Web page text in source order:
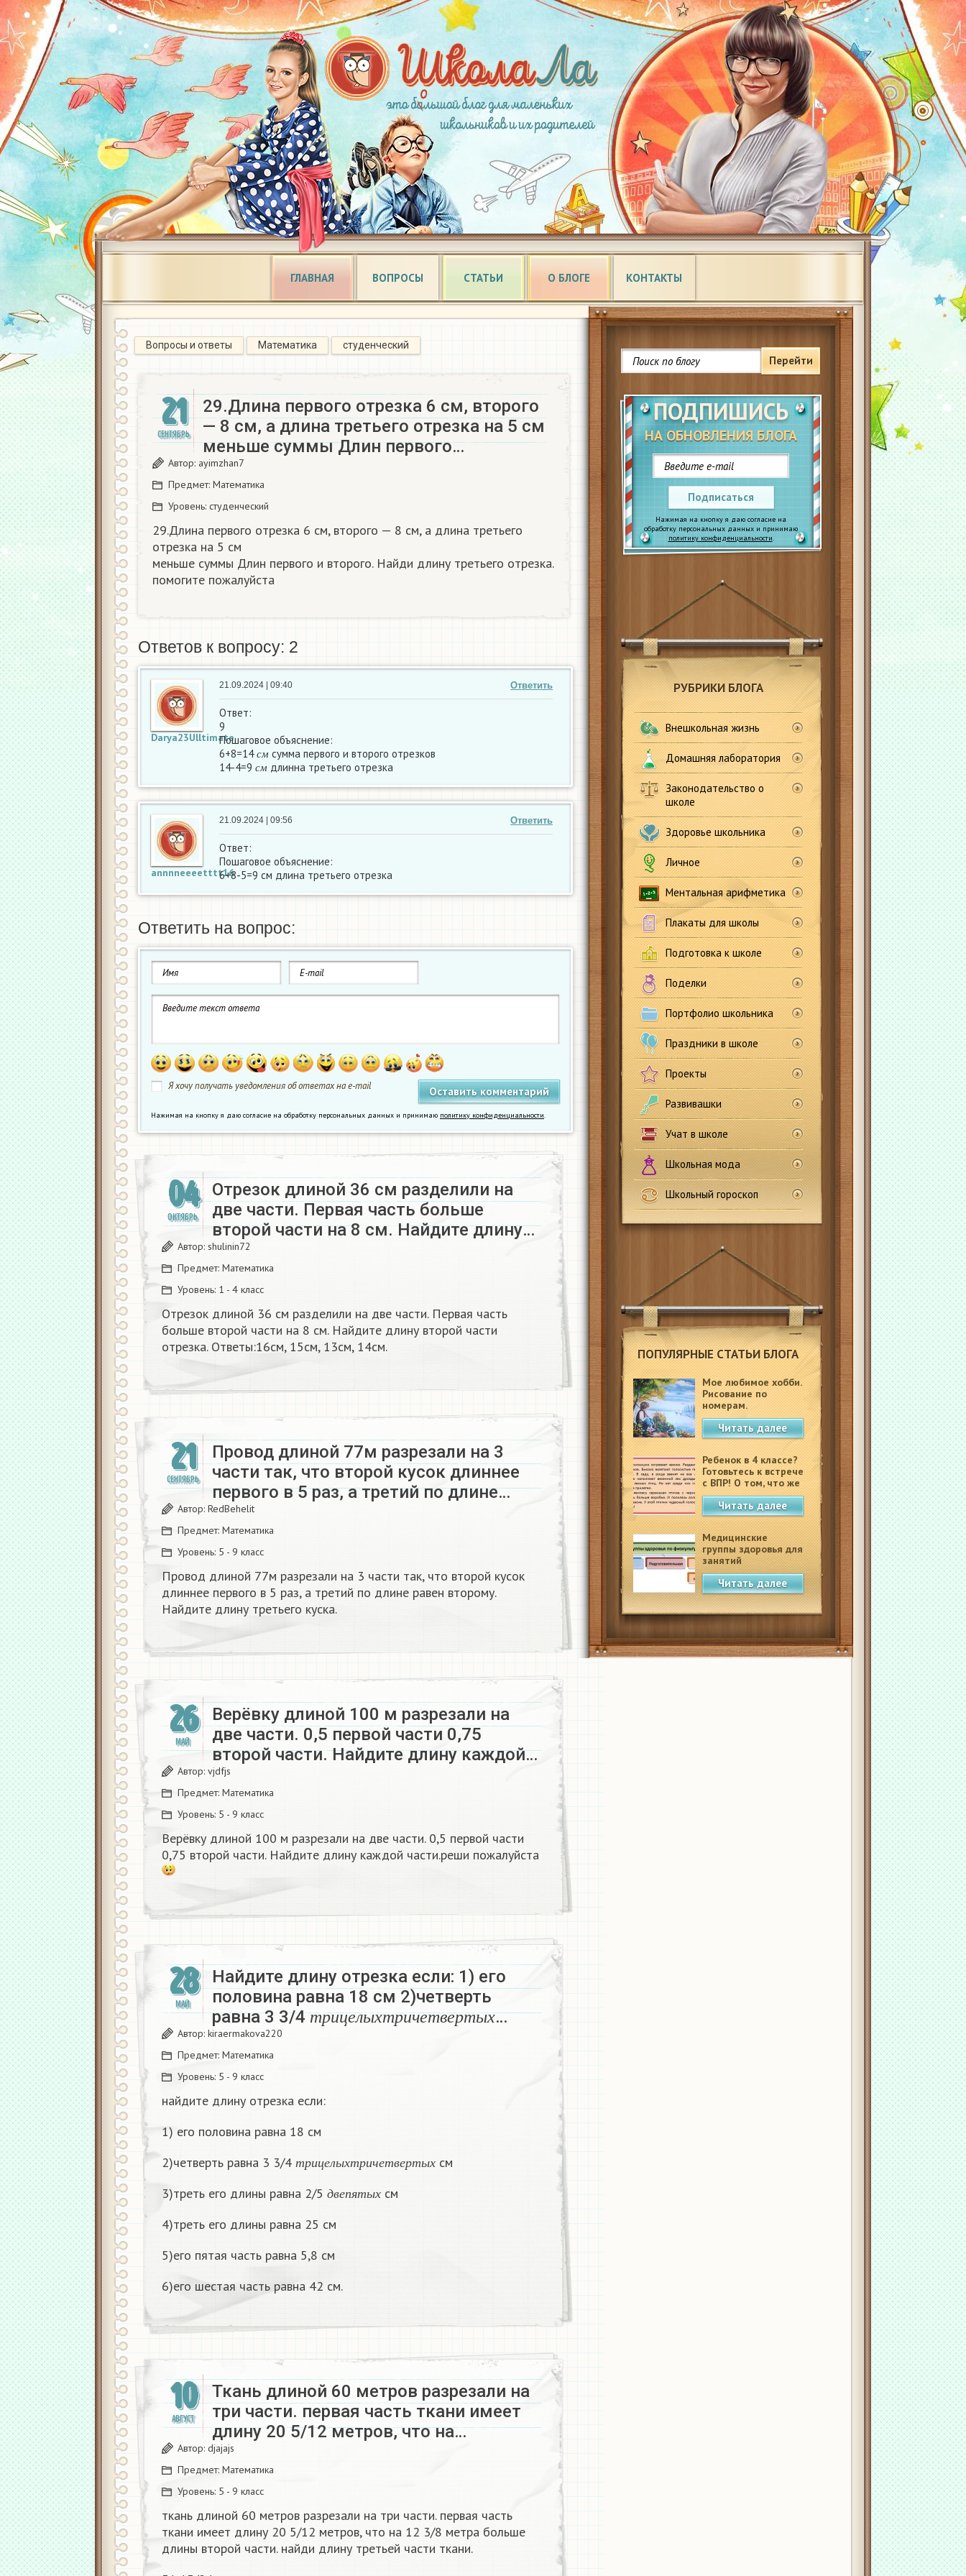
ГЛАВНАЯ ВОПРОСЫ СТАТЬИ О БЛОГЕ КОНТАКТЫ
Перейти
ПОДПИШИСЬ
НА ОБНОВЛЕНИЯ БЛОГА
Подписаться
Нажимая на кнопку я даю согласие на
обработку персональных данных и принимаю
политику конфиденциальности.
РУБРИКИ БЛОГА
Внешкольная жизнь
Домашняя лаборатория
Законодательство о
школе
Здоровье школьника
Личное
Ментальная арифметика
Плакаты для школы
Подготовка к школе
Поделки
Портфолио школьника
Праздники в школе
Проекты
Развивашки
Учат в школе
Школьная мода
Школьный гороскоп
ПОПУЛЯРНЫЕ СТАТЬИ БЛОГА
Мое любимое хобби.
Рисование по
номерам.
Читать далее
Ребенок в 4 классе?
Готовьтесь к встрече
с ВПР! О том, что же
это такое.
Читать далее
Медицинские
группы здоровья для
занятий
физкультурой в
школеЧитать далее
Вопросы и ответы Математика студенческий
21
СЕНТЯБРЬ
29.Длина первого отрезка 6 см, второго
— 8 см, а длина третьего отрезка на 5 см
меньше суммы Длин первого…
Автор: ayimzhan7
Предмет: Математика
Уровень: студенческий
29.Длина первого отрезка 6 см, второго — 8 см, а длина третьего
отрезка на 5 см
меньше суммы Длин первого и второго. Найди длину третьего отрезка.
помогите пожалуйста​
Ответов к вопросу: 2
Darya23Ulltimate
Ответить
21.09.2024 | 09:40
Ответ:
9
Пошаговое объяснение:
6+8=14см сумма первого и второго отрезков
14-4=9 см длинна третьего отрезка
annnneeeetttt16
Ответить
21.09.2024 | 09:56
Ответ:
Пошаговое объяснение:
6+8-5=9 см длина третьего отрезка
Ответить на вопрос:
Я хочу получать уведомления об ответах на e-mail
Нажимая на кнопку я даю согласие на обработку персональных данных и принимаю политику конфиденциальности.
04
ОКТЯБРЬ
Отрезок длиной 36 см разделили на
две части. Первая часть больше
второй части на 8 см. Найдите длину…
Автор: shulinin72
Предмет: Математика
Уровень: 1 - 4 класс
Отрезок длиной 36 см разделили на две части. Первая часть
больше второй части на 8 см. Найдите длину второй части
отрезка. Ответы:16см, 15см, 13см, 14см.
21
СЕНТЯБРЬ
Провод длиной 77м разрезали на 3
части так, что второй кусок длиннее
первого в 5 раз, а третий по длине…
Автор: RedBehelit
Предмет: Математика
Уровень: 5 - 9 класс
Провод длиной 77м разрезали на 3 части так, что второй кусок
длиннее первого в 5 раз, а третий по длине равен второму.
Найдите длину третьего куска.
26
МАЙ
Верёвку длиной 100 м разрезали на
две части. 0,5 первой части 0,75
второй части. Найдите длину каждой…
Автор: vjdfjs
Предмет: Математика
Уровень: 5 - 9 класс
Верёвку длиной 100 м разрезали на две части. 0,5 первой части
0,75 второй части. Найдите длину каждой части.реши пожалуйста
28
МАЙ
Найдите длину отрезка если: 1) его
половина равна 18 см 2)четверть
равна 3 3/4 тр и ц ел ых тр и ч е т в е р т ых
триц ел ых трич етверт …
Автор: kiraermakova220
Предмет: Математика
Уровень: 5 - 9 класс
найдите длину отрезка если:
1) его половина равна 18 см
2)четверть равна 3 3/4
т р и ц ел ыхт р и ч е т в е р т ых
см
3)треть его длины равна 2/5
д в е пят ых
д
см
4)треть его длины равна 25 см
5)его пятая часть равна 5,8 см
6)его шестая часть равна 42 см.
10
АВГУСТ
Ткань длиной 60 метров разрезали на
три части. первая часть ткани имеет
длину 20 5/12 метров, что на…
Автор: djajajs
Предмет: Математика
Уровень: 5 - 9 класс
ткань длиной 60 метров разрезали на три части. первая часть
ткани имеет длину 20 5/12 метров, что на 12 3/8 метра больше
длины второй части. найди длину третьей части ткани.